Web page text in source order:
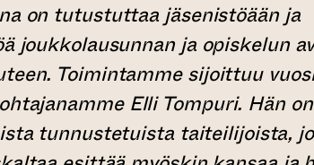
on tutustuttaa jäsenistöään ja
joukkolausunnan ja opiskelun
Toimintamme sijoittuu
Elli Tompuri. Hän
tunnustetuista taiteilijoista,